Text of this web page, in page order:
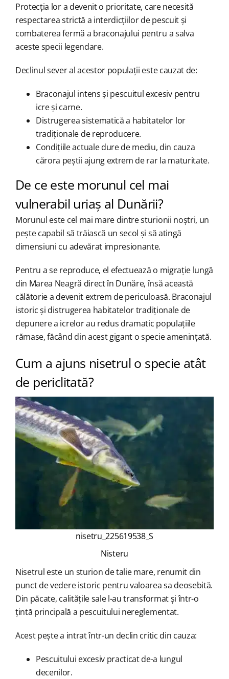
Protecția lor a devenit o prioritate, care necesită
respectarea strictă a interdicțiilor de pescuit și
combaterea fermă a braconajului pentru a salva
aceste specii legendare.
Declinul sever al acestor populații este cauzat de:
Braconajul intens și pescuitul excesiv pentru
icre și carne.
Distrugerea sistematică a habitatelor lor
tradiționale de reproducere.
Condițiile actuale dure de mediu, din cauza
cărora peștii ajung extrem de rar la maturitate.
De ce este morunul cel mai
vulnerabil uriaș al Dunării?
Morunul este cel mai mare dintre sturionii noștri, un
pește capabil să trăiască un secol și să atingă
dimensiuni cu adevărat impresionante.
Pentru a se reproduce, el efectuează o migrație lungă
din Marea Neagră direct în Dunăre, însă această
călătorie a devenit extrem de periculoasă. Braconajul
istoric și distrugerea habitatelor tradiționale de
depunere a icrelor au redus dramatic populațiile
rămase, făcând din acest gigant o specie amenințată.
Cum a ajuns nisetrul o specie atât
de periclitată?
nisetru_225619538_S
Nisteru
Nisetrul este un sturion de talie mare, renumit din
punct de vedere istoric pentru valoarea sa deosebită.
Din păcate, calitățile sale l-au transformat și într-o
țintă principală a pescuitului nereglementat.
Acest pește a intrat într-un declin critic din cauza:
Pescuitului excesiv practicat de-a lungul
decenilor.